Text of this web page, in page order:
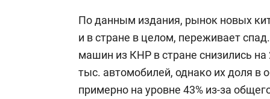
По данным издания, рынок новых
и в стране в целом, переживает
машин из КНР в стране снизились
тыс. автомобилей, однако их доля
примерно на уровне 43% из-за